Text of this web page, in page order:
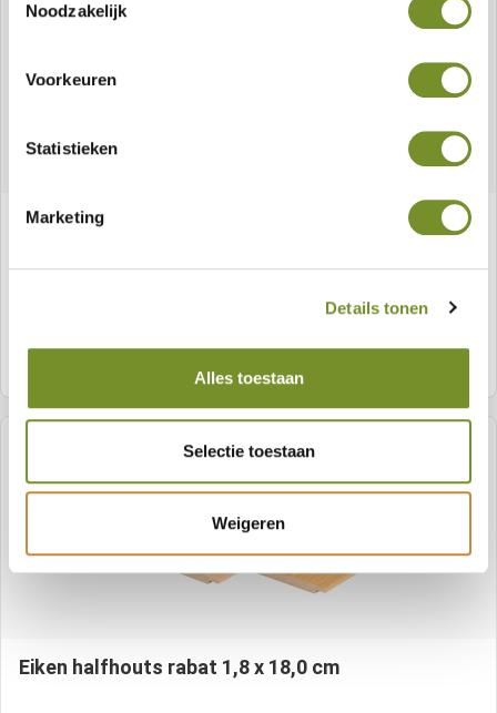
Noodzakelijk
Voorkeuren
Statistieken
Marketing
Details tonen
Alles toestaan
Selectie toestaan
Weigeren
Eiken t&g-profiel 1,8 x 13,0 cm
Eiken halfhouts rabat 1,8 x 18,0 cm